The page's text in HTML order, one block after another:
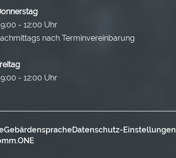
- 12:00 Uhr
nach Terminvereinbarung
- 12:00 Uhr
GebärdenspracheDatenschutz-Einstellungen